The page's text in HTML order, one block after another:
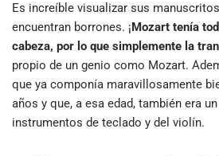
Es increíble visualizar sus
encuentran borrones. ¡Mozart tenía
cabeza, por lo que simplemente la
propio de un genio como Mozart.
que ya componía maravillosamente
años y que, a esa edad, también era
instrumentos de teclado y del violín.